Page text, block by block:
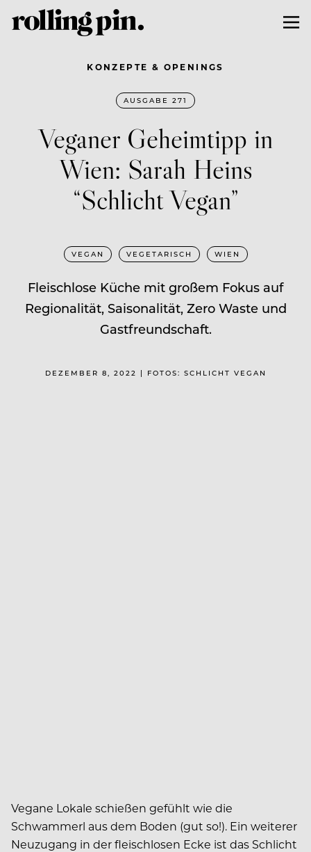
KONZEPTE & OPENINGS
AUSGABE 271
Veganer Geheimtipp in
Wien: Sarah Heins
“Schlicht Vegan”
VEGAN VEGETARISCH WIEN
Fleischlose Küche mit großem Fokus auf
Regionalität, Saisonalität, Zero Waste und
Gastfreundschaft.
DEZEMBER 8, 2022 | FOTOS: SCHLICHT VEGAN
Vegane Lokale schießen gefühlt wie die
Schwammerl aus dem Boden (gut so!). Ein weiterer
Neuzugang in der fleischlosen Ecke ist das Schlicht